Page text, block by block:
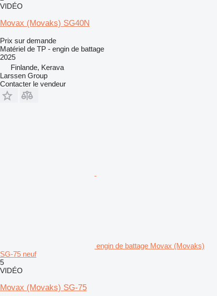
VIDÉO
Movax (Movaks) SG40N
Prix sur demande
Matériel de TP - engin de battage
2025
Finlande, Kerava
Larssen Group
Contacter le vendeur
engin de battage Movax (Movaks)
SG-75 neuf
5
VIDÉO
Movax (Movaks) SG-75